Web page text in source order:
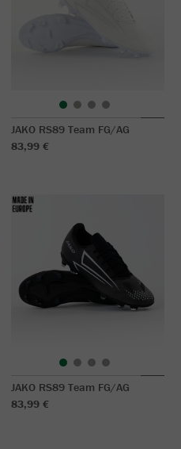
JAKO RS89 Team FG/AG
83,99 €
JAKO RS89 Team FG/AG
83,99 €